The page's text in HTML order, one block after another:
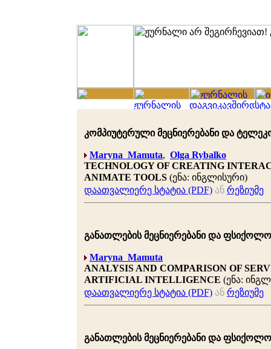
კომპიუტერული მეცნიერებანი და
Maryna Mamuta, Olga Rybalko
TECHNOLOGY OF CREATING
ANIMATE TOOLS (ენა: ინგლისური)
დაათვალიერე სტატია (PDF) ან რეზიუმე
განათლების მეცნიერებანი და
Maryna Mamuta
ANALYSIS AND COMPARISON OF
ARTIFICIAL INTELLIGENCE (ენა:
დაათვალიერე სტატია (PDF) ან რეზიუმე
განათლების მეცნიერებანი და